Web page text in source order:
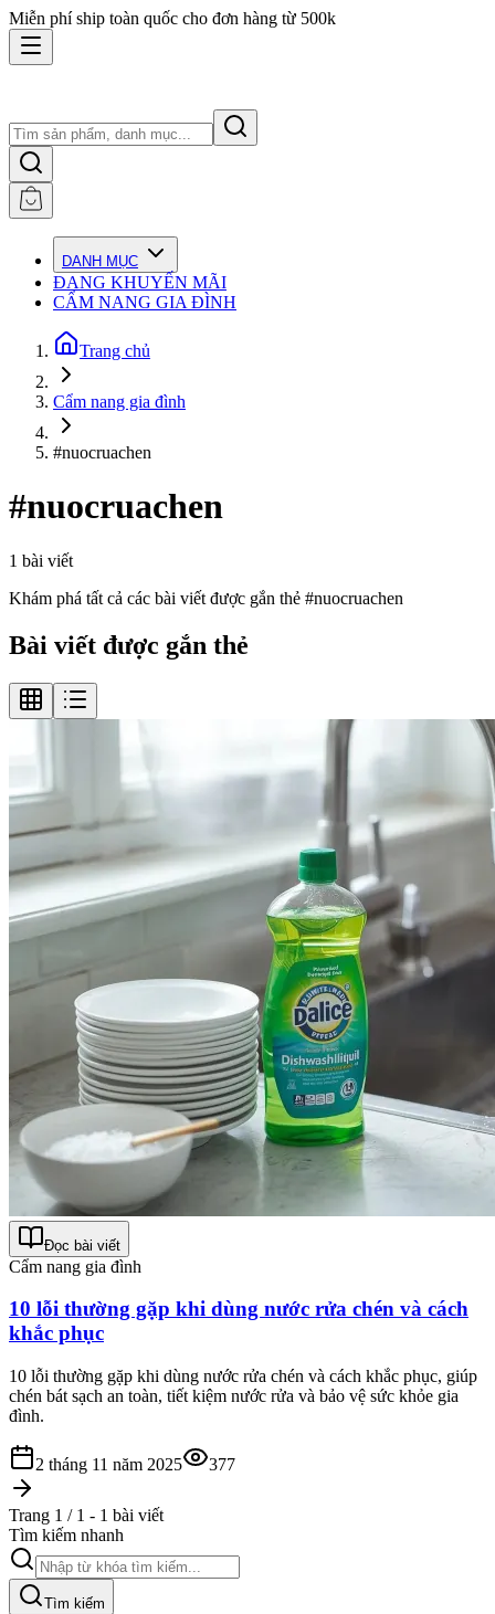
Miễn phí ship toàn quốc cho đơn hàng từ 500k
DANH MỤC
ĐANG KHUYẾN MÃI
CẨM NANG GIA ĐÌNH
Trang chủ
Cẩm nang gia đình
#nuocruachen
#nuocruachen
1 bài viết
Khám phá tất cả các bài viết được gắn thẻ #nuocruachen
Bài viết được gắn thẻ
Đọc bài viết
Cẩm nang gia đình
10 lỗi thường gặp khi dùng nước rửa chén và cách
khắc phục
10 lỗi thường gặp khi dùng nước rửa chén và cách khắc phục, giúp
chén bát sạch an toàn, tiết kiệm nước rửa và bảo vệ sức khỏe gia
đình.
2 tháng 11 năm 2025 377
Trang 1 / 1 - 1 bài viết
Tìm kiếm nhanh
Tìm kiếm